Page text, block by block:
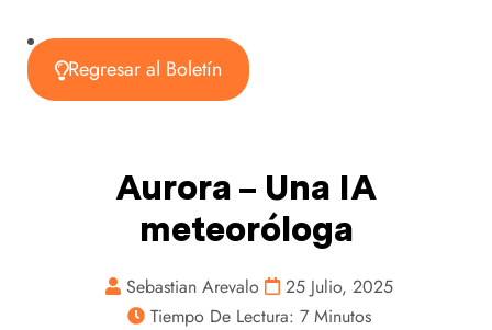
Regresar al Boletín
Aurora – Una IA
meteoróloga
Sebastian Arevalo
25 Julio, 2025
Tiempo De Lectura: 7 Minutos